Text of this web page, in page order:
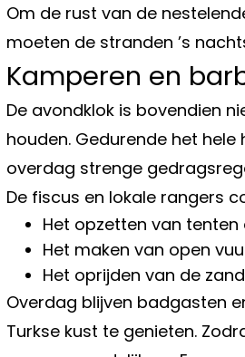
Om de rust van de
moeten de stranden ’s
Kamperen en
De avondklok is bovendien
houden. Gedurende het
overdag strenge
De fiscus en lokale rangers
Het opzetten van tenten
Het maken van open
Het oprijden van de
Overdag blijven badgasten
Turkse kust te genieten.